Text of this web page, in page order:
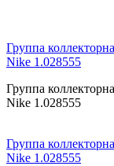
Группа
Nike 1.028555
Группа
Nike 1.028555
Группа
Nike 1.028555